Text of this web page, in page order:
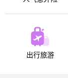
出行旅游